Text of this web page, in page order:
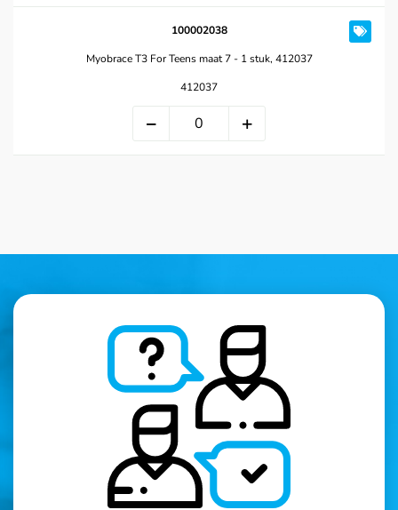
100002038
Myobrace T3 For Teens maat 7 - 1 stuk, 412037
412037